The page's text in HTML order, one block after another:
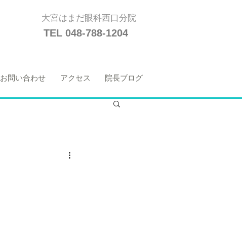
大宮はまだ眼科西口分院
TEL 048-788-1204
お問い合わせ アクセス 院長ブログ